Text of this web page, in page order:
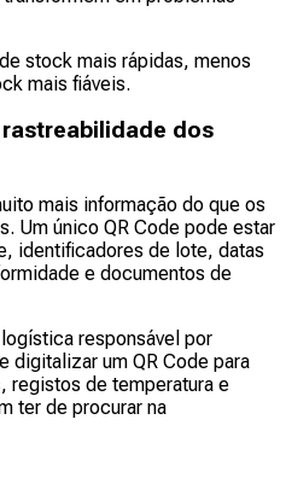
stock mais rápidas, menos
mais fiáveis.
dos
mais informação do que os
Um único QR Code pode estar
identificadores de lote, datas
e documentos de
responsável por
digitalizar um QR Code para
registos de temperatura e
ter de procurar na